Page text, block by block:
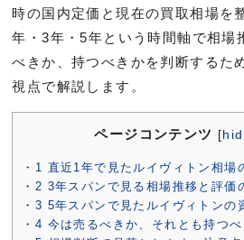
時の国内定価と現在の買取相場を
年・3年・5年という時間軸で相場
べきか、持つべきかを判断するた
視点で解説します。
ページコンテンツ [
1 直近1年で見たルイヴィトン相場
2 3年スパンで見る相場推移と評価
3 5年スパンで見たルイヴィトンの
4 今は売るべきか、それとも持つ